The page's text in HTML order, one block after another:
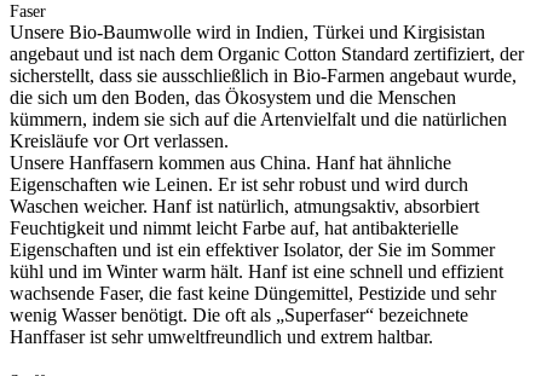
Faser
Unsere Bio-Baumwolle wird in Indien, Türkei und Kirgisistan
angebaut und ist nach dem Organic Cotton Standard zertifiziert, der
sicherstellt, dass sie ausschließlich in Bio-Farmen angebaut wurde,
die sich um den Boden, das Ökosystem und die Menschen
kümmern, indem sie sich auf die Artenvielfalt und die natürlichen
Kreisläufe vor Ort verlassen.
Unsere Hanffasern kommen aus China. Hanf hat ähnliche
Eigenschaften wie Leinen. Er ist sehr robust und wird durch
Waschen weicher. Hanf ist natürlich, atmungsaktiv, absorbiert
Feuchtigkeit und nimmt leicht Farbe auf, hat antibakterielle
Eigenschaften und ist ein effektiver Isolator, der Sie im Sommer
kühl und im Winter warm hält. Hanf ist eine schnell und effizient
wachsende Faser, die fast keine Düngemittel, Pestizide und sehr
wenig Wasser benötigt. Die oft als „Superfaser“ bezeichnete
Hanffaser ist sehr umweltfreundlich und extrem haltbar.